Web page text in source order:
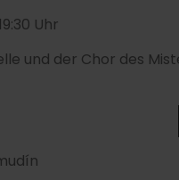
Uhr
und der Chor des